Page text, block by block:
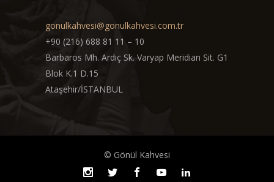
gonulkahvesi@gonulkahvesi.com.tr
+90 (216) 688 81 11 – 10
Barbaros Mh. Ardıç Sk. Varyap Meridian Sit. G1
Blok K.1 D.15
Ataşehir/İSTANBUL
© Gönül Kahvesi